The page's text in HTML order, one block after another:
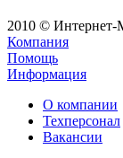
2010 ©
Компания
Помощь
Информация
О компании
Техперсонал
Вакансии